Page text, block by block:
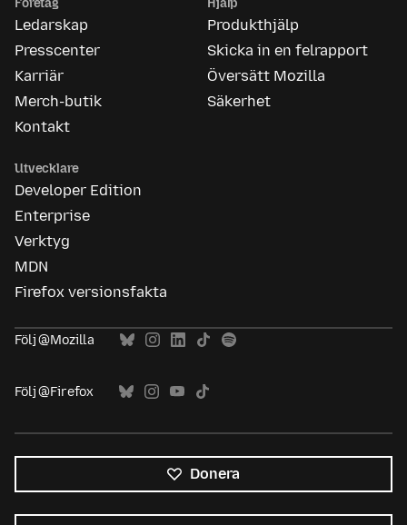
Företag
Ledarskap
Presscenter
Karriär
Merch-butik
Kontakt
Hjälp
Produkthjälp
Skicka in en felrapport
Översätt Mozilla
Säkerhet
Utvecklare
Developer Edition
Enterprise
Verktyg
MDN
Firefox versionsfakta
Följ @Mozilla
Följ @Firefox
Donera
språk
Språk